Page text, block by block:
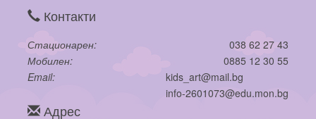
Контакти
Стационарен
038 62 27 43
Мобилен
0885 12 30 55
Email
kids_art@mail.bg
info-2601073@edu.mon.bg
Адрес